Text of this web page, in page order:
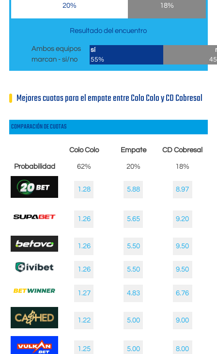
20% 18%
Resultado del encuentro
Ambos equipos
marcan - sí/no
sí
55%
Mejores cuotas para el empate entre Colo Colo y CD Cobresal
COMPARACIÓN DE CUOTAS
Colo Colo Empate CD Cobresal
Probabilidad 62% 20% 18%
1.28 5.88 8.97
1.26 5.65 9.20
1.26 5.50 9.50
1.26 5.50 9.50
1.27 4.83 6.76
1.22 5.00 9.00
1.25 5.00 8.00